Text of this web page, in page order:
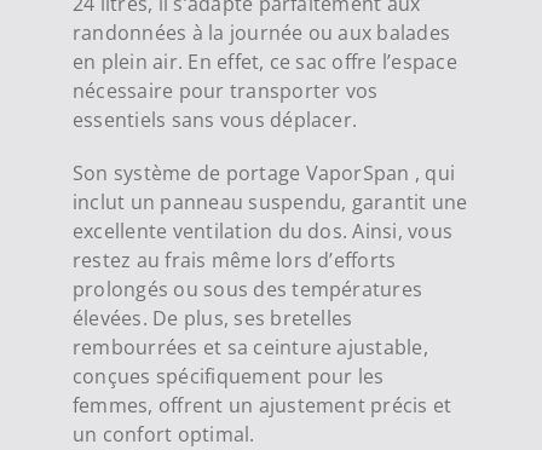
randonnées à la journée ou aux balades
en plein air. En effet, ce sac offre l’espace
nécessaire pour transporter vos
essentiels sans vous déplacer.
Son système de portage VaporSpan , qui
inclut un panneau suspendu, garantit une
excellente ventilation du dos. Ainsi, vous
restez au frais même lors d’efforts
prolongés ou sous des températures
élevées. De plus, ses bretelles
rembourrées et sa ceinture ajustable,
conçues spécifiquement pour les
femmes, offrent un ajustement précis et
un confort optimal.